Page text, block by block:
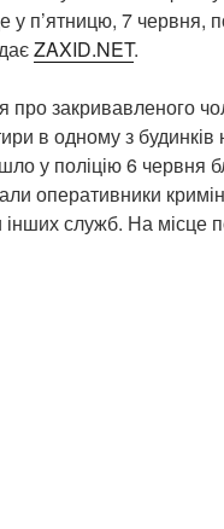
у п’ятницю, 7 червня,
ZAXID.NET.
про закривавленого
в одному з
у поліцію 6 червня
оперативники
інших служб. На місце